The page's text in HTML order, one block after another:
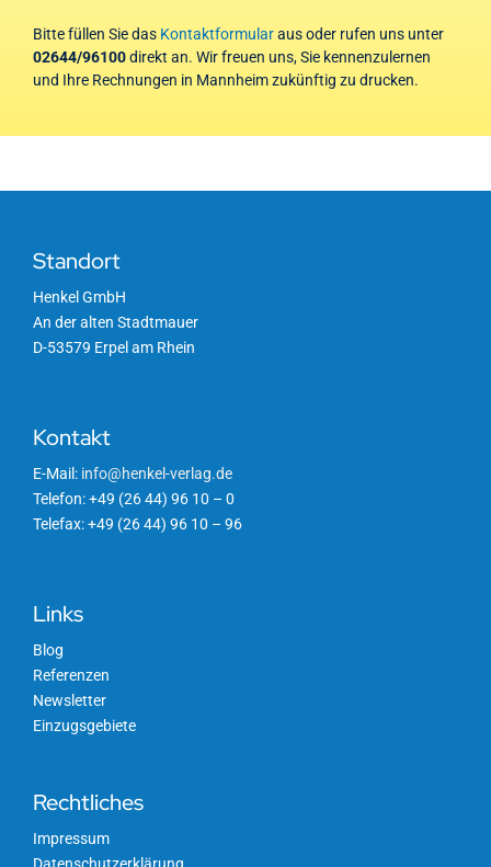
Bitte füllen Sie das Kontaktformularaus oder rufen uns unter
02644/96100direkt an. Wir freuen uns, Sie kennenzulernen
und Ihre Rechnungen in Mannheim zukünftig zu drucken.
Standort
Henkel GmbH
An der alten Stadtmauer
D-53579 Erpel am Rhein
Kontakt
E-Mail: info@henkel-verlag.de
Telefon: +49 (26 44) 96 10 – 0
Telefax: +49 (26 44) 96 10 – 96
Links
Blog
Referenzen
Newsletter
Einzugsgebiete
Rechtliches
Impressum